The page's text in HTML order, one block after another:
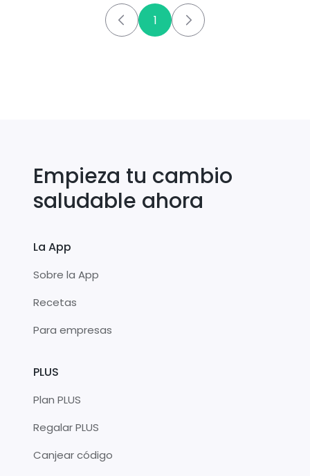
1
Empieza tu cambio
saludable ahora
La App
Sobre la App
Recetas
Para empresas
PLUS
Plan PLUS
Regalar PLUS
Canjear código